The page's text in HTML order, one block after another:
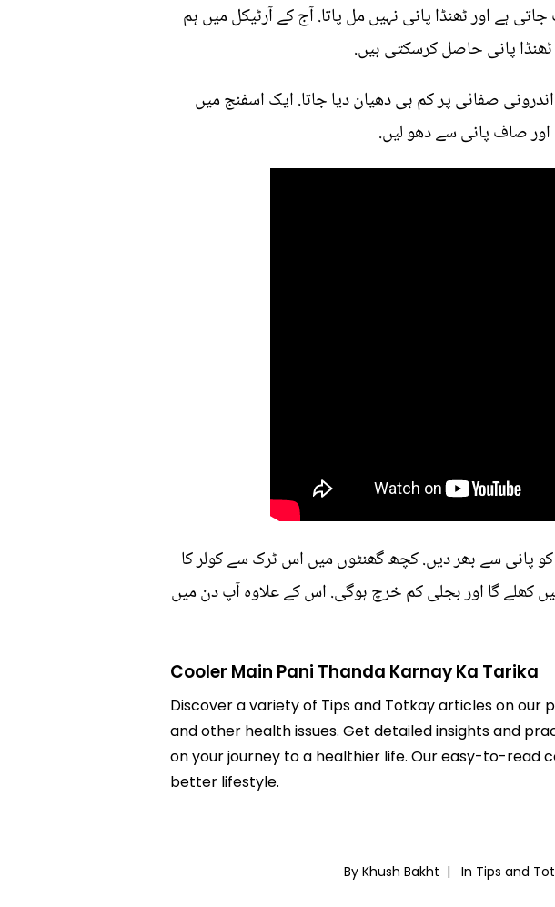
ہے اور ٹھنڈا پانی نہیں مل پاتا. آج کے آرٹیکل میں ہم
پانی حاصل کرسکتی ہیں.
صفائی پر کم ہی دھیان دیا جاتا. ایک اسفنج میں
صاف پانی سے دھو لیں.
ڈال دیں اور کولر کو پانی سے بھر دیں. کچھ گھنٹوں میں اس ٹرک سے کولر کا
کھلے گا اور بجلی کم خرچ ہوگی. اس کے علاوہ آپ دن میں
Cooler Main Pani Thanda Karnay Ka Tarika
Discover a variety of Tips and Totkay articles on our
and other health issues. Get detailed insights and
on your journey to a healthier life. Our easy-to-read
better lifestyle.
By Khush Bakht | In Tips and